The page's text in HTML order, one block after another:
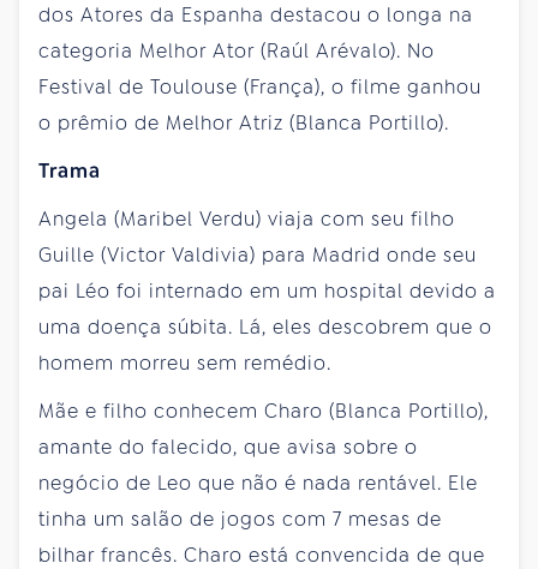
dos Atores da Espanha destacou o longa na
categoria Melhor Ator (Raúl Arévalo). No
Festival de Toulouse (França), o filme ganhou
o prêmio de Melhor Atriz (Blanca Portillo).
Trama
Angela (Maribel Verdu) viaja com seu filho
Guille (Victor Valdivia) para Madrid onde seu
pai Léo foi internado em um hospital devido a
uma doença súbita. Lá, eles descobrem que o
homem morreu sem remédio.
Mãe e filho conhecem Charo (Blanca Portillo),
amante do falecido, que avisa sobre o
negócio de Leo que não é nada rentável. Ele
tinha um salão de jogos com 7 mesas de
bilhar francês. Charo está convencida de que